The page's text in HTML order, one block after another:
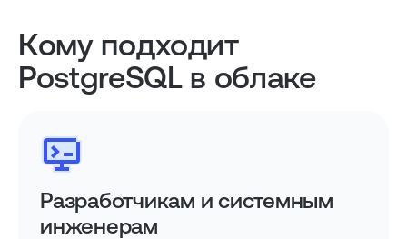
Кому подходит
PostgreSQL в облаке
Разработчикам и системным
инженерам